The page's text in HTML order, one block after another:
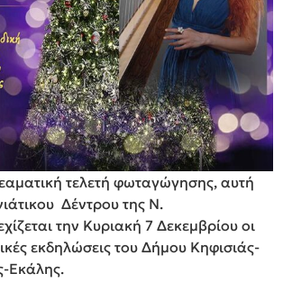
τελετή φωταγώγησης, αυτή
Δέντρου της Ν.
την Κυριακή 7 Δεκεμβρίου οι
εκδηλώσεις του Δήμου Κηφισιάς-
Εκάλης.